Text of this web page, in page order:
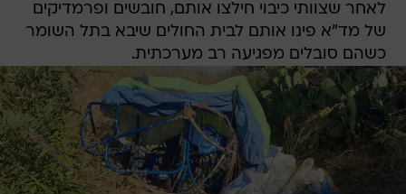
לאחר שצוותי כיבוי חילצו אותם, חובשים ופרמדיקים
של מד"א פינו אותם לבית החולים שיבא בתל השומר
כשהם סובלים מפגיעה רב מערכתית.